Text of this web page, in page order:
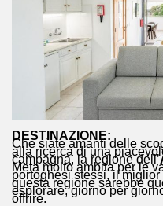
DESTINAZIONE:
Che siate amanti delle
alla ricerca di una
campagna, la regione dell’
Meta molto ambita per le
portoghesi stessi, il
questa regione sarebbe
esplorare, giorno per
offrire.